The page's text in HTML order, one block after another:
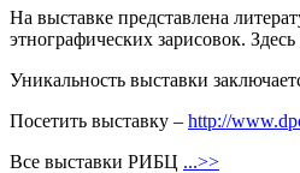
На выставке представлена
этнографических зарисовок.
Уникальность выставки
Посетить выставку – http://
Все выставки РИБЦ ...>>